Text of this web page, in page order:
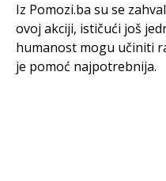
Iz Pomozi.ba su se
ovoj akciji, ističući još
humanost mogu učiniti
je pomoć najpotrebnija.